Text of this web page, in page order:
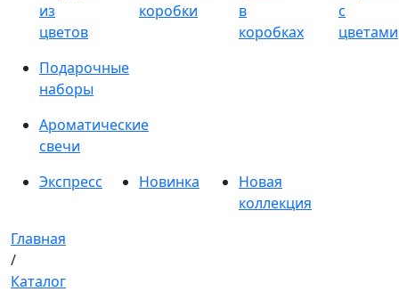
из
цветов
коробки
в
коробках
с
цветами
Подарочные
наборы
Ароматические
свечи
Экспресс
Новинка
Новая
коллекция
Главная
/
Каталог